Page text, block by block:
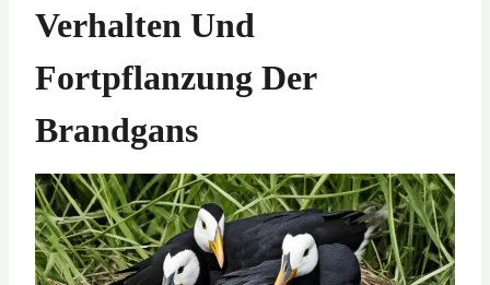
Verhalten Und
Fortpflanzung Der
Brandgans